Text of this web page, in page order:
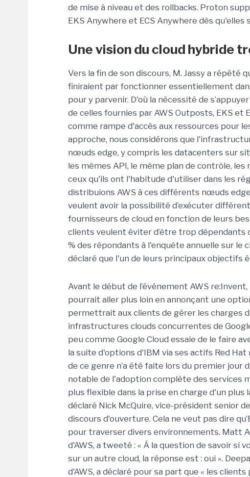
de mise à niveau et des rollbacks. Proton
EKS Anywhere et ECS Anywhere dès
Une vision du cloud hybride
Vers la fin de son discours, M. Jassy a répété
finiraient par fonctionner essentiellement
pour y parvenir. D'où la nécessité de
de celles fournies par AWS Outposts, EKS et
comme rampe d'accès aux ressources pour
approche, nous considérons que
nœuds edge, y compris les datacenters sur
les mêmes API, le même plan de contrôle,
ceux qu'ils ont l'habitude d'utiliser dans les
distribuions AWS à ces différents nœuds
veulent avoir la possibilité d’exécuter
fournisseurs de cloud en fonction de leurs
clients veulent éviter d’être trop dépendants
% des répondants à l'enquête annuelle sur le
déclaré que l'un de leurs principaux objectifs
Avant le début de l’événement AWS
pourrait aller plus loin en annonçant une
permettrait aux clients de gérer les charges
infrastructures clouds concurrentes de
peu comme Google Cloud essaie de le faire
la suite d'options d'IBM via ses actifs Red
de ce genre n’a été faite lors du premier jour
notable de l'adoption complète des services
plus flexible dans la prise en charge d'un plus
déclaré Nick McQuire, vice-président senior
discours d'ouverture. Cela ne veut pas dire
pour traverser divers environnements. Matt
d'AWS, a tweeté : « Á la question de savoir si
sur un autre cloud, la réponse est : oui ».
d'AWS, a déclaré pour sa part que « les